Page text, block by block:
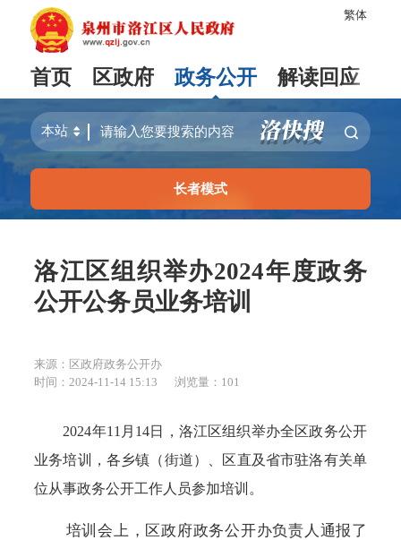
繁体
首页 区政府 政务公开 解读回应
长者模式
洛江区组织举办2024年度政务
公开公务员业务培训
来源：区政府政务公开办
时间：2024-11-14 15:13
浏览量： 101
2024年11月14日，洛江区组织举办全区政务公开
业务培训，各乡镇（街道）、区直及省市驻洛有关单
位从事政务公开工作人员参加培训。
培训会上，区政府政务公开办负责人通报了